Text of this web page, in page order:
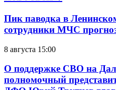
Пик паводка в
сотрудники МЧС
8 августа 15:00
О поддержке СВО на
полномочный